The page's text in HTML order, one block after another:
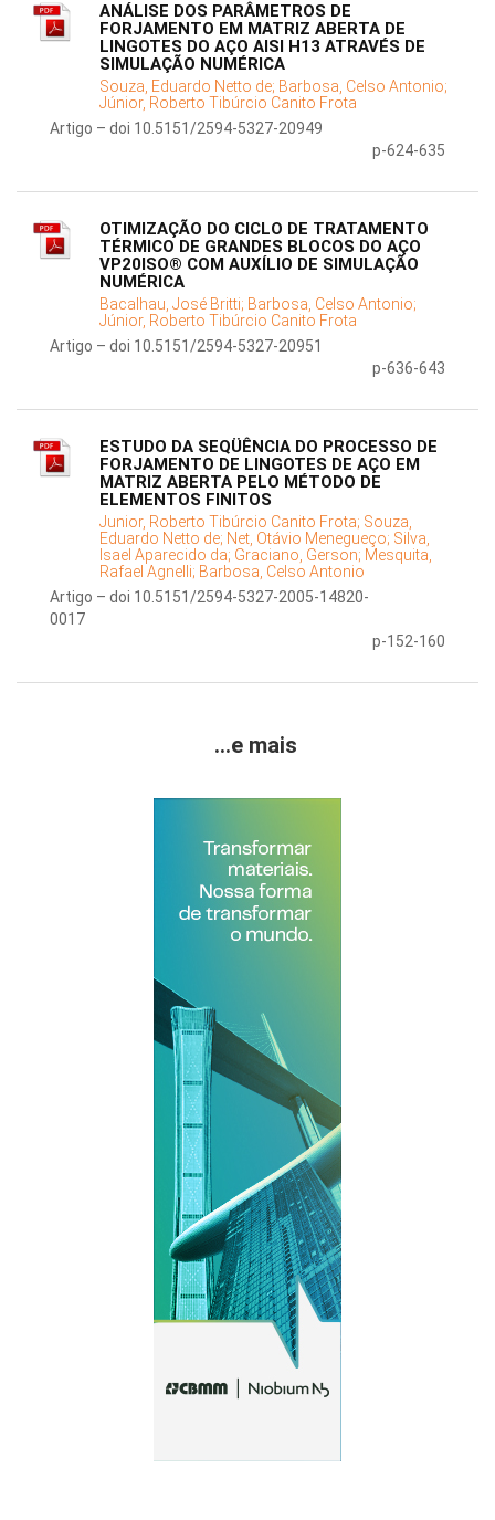
ANÁLISE DOS PARÂMETROS DE
FORJAMENTO EM MATRIZ ABERTA DE
LINGOTES DO AÇO AISI H13 ATRAVÉS DE
SIMULAÇÃO NUMÉRICA
Souza, Eduardo Netto de; Barbosa, Celso Antonio;
Júnior, Roberto Tibúrcio Canito Frota
Artigo – doi 10.5151/2594-5327-20949
p-624-635
OTIMIZAÇÃO DO CICLO DE TRATAMENTO
TÉRMICO DE GRANDES BLOCOS DO AÇO
VP20ISO® COM AUXÍLIO DE SIMULAÇÃO
NUMÉRICA
Bacalhau, José Britti; Barbosa, Celso Antonio;
Júnior, Roberto Tibúrcio Canito Frota
Artigo – doi 10.5151/2594-5327-20951
p-636-643
ESTUDO DA SEQÜÊNCIA DO PROCESSO DE
FORJAMENTO DE LINGOTES DE AÇO EM
MATRIZ ABERTA PELO MÉTODO DE
ELEMENTOS FINITOS
Junior, Roberto Tibúrcio Canito Frota; Souza,
Eduardo Netto de; Net, Otávio Menegueço; Silva,
Isael Aparecido da; Graciano, Gerson; Mesquita,
Rafael Agnelli; Barbosa, Celso Antonio
Artigo – doi 10.5151/2594-5327-2005-14820-
0017
p-152-160
...e mais